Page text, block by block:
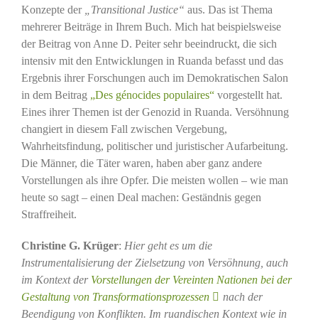
Konzepte der
„Transitional Justice“ aus. Das ist Thema
mehrerer Beiträge in Ihrem Buch. Mich hat beispielsweise
der Beitrag von Anne D. Peiter sehr beeindruckt, die sich
intensiv mit den Entwicklungen in Ruanda befasst und das
Ergebnis ihrer Forschungen auch im Demokratischen Salon
in dem Beitrag „Des génocides populaires“vorgestellt hat.
Eines ihrer Themen ist der Genozid in Ruanda. Versöhnung
changiert in diesem Fall zwischen Vergebung,
Wahrheitsfindung, politischer und juristischer Aufarbeitung.
Die Männer, die Täter waren, haben aber ganz andere
Vorstellungen als ihre Opfer. Die meisten wollen – wie man
heute so sagt – einen Deal machen: Geständnis gegen
Straffreiheit.
Christine G. Krüger: Hier geht es um die
Instrumentalisierung der Zielsetzung von Versöhnung, auch
im Kontext der Vorstellungen der Vereinten Nationen bei der
Gestaltung von Transformationsprozessen
nach der
Beendigung von Konflikten. Im ruandischen Kontext wie in